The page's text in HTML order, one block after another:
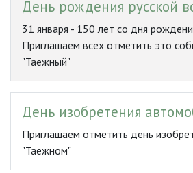
День рождения русской
31 января - 150 лет со дня
Приглашаем всех отметить это
"Таежный"
День изобретения
Приглашаем отметить день
"Таежном"